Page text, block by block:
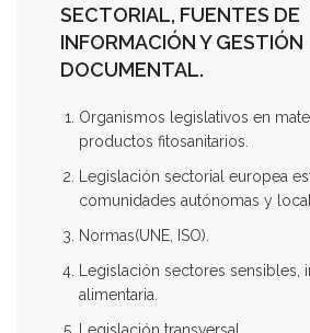
SECTORIAL, FUENTES DE
INFORMACIÓN Y GESTIÓN
DOCUMENTAL.
Organismos legislativos en
productos fitosanitarios.
Legislación sectorial europea
comunidades autónomas y local.
Normas(UNE, ISO).
Legislación sectores sensibles,
alimentaria.